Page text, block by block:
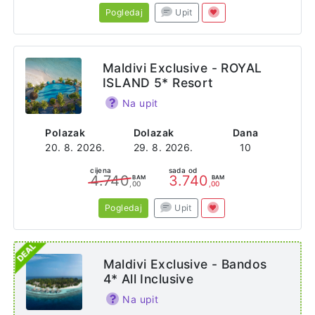
Pogledaj Upit
Polazak
20. 8. 2026.
Dolazak
29. 8. 2026.
Dana
10
Maldivi Exclusive - ROYAL
ISLAND 5* Resort
Na upit
cijena
4.740 BAM
,00
sada od
3.740 BAM
,00
Pogledaj Upit
Maldivi Exclusive - Bandos
4* All Inclusive
Na upit